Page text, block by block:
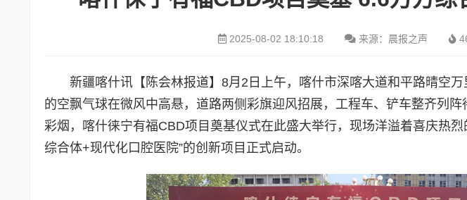
2025-08-02 18:10:18 来源：晨报之声
新疆喀什讯【陈会林报道】8月2日上午，喀什市深喀大道和平路晴空
的空飘气球在微风中高悬，道路两侧彩旗迎风招展，工程车、铲车整齐列
彩烟，喀什徕宁有福CBD项目奠基仪式在此盛大举行，现场洋溢着喜庆热
综合体+现代化口腔医院”的创新项目正式启动。